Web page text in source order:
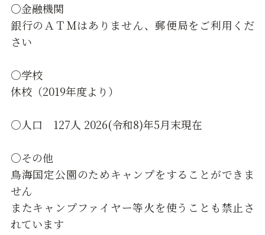
○金融機関
銀行のＡＴＭはありません、郵便局をご利用くだ
さい
○学校
休校（2019年度より）
○人口 127人 2026(令和8)年5月末現在
○その他
鳥海国定公園のためキャンプをすることができま
せん
またキャンプファイヤー等火を使うことも禁止さ
れています